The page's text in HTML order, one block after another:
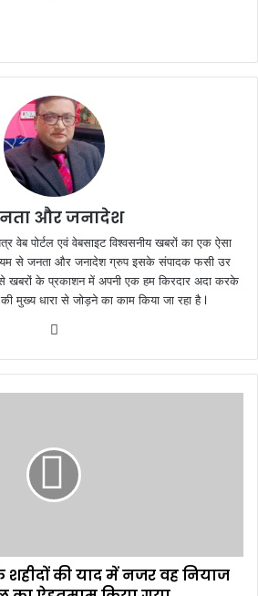
और जनादेश
वेब पोर्टल एवं वेबसाइट विश्वसनीय खबरों का एक ऐसा
से जनता और जनादेश ग्रुप इसके संपादक फसी उर
से खबरों के प्रकाशन में अपनी एक हम किरदार अदा करके
मुख्य धारा से जोड़ने का काम किया जा रहा है l
te
शहीदों की याद में नजर वह नियाज